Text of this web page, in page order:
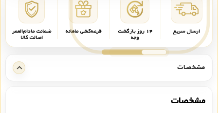
ارسال سریع ۱۴ روز بازگشت
وجه
قرعه‌کشی ماهانه ضمانت مادام‌العمر
اصالت کالا
مشخصات
مشخصات